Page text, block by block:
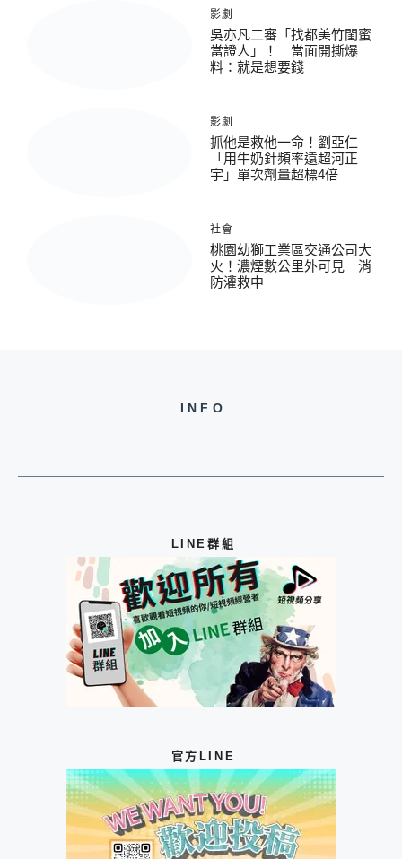
影劇
吳亦凡二審「找都美竹閨蜜
當證人」！ 當面開撕爆
料：就是想要錢
影劇
抓他是救他一命！劉亞仁
「用牛奶針頻率遠超河正
宇」單次劑量超標4倍
社會
桃園幼獅工業區交通公司大
火！濃煙數公里外可見 消
防灌救中
INFO
LINE群組
官方LINE